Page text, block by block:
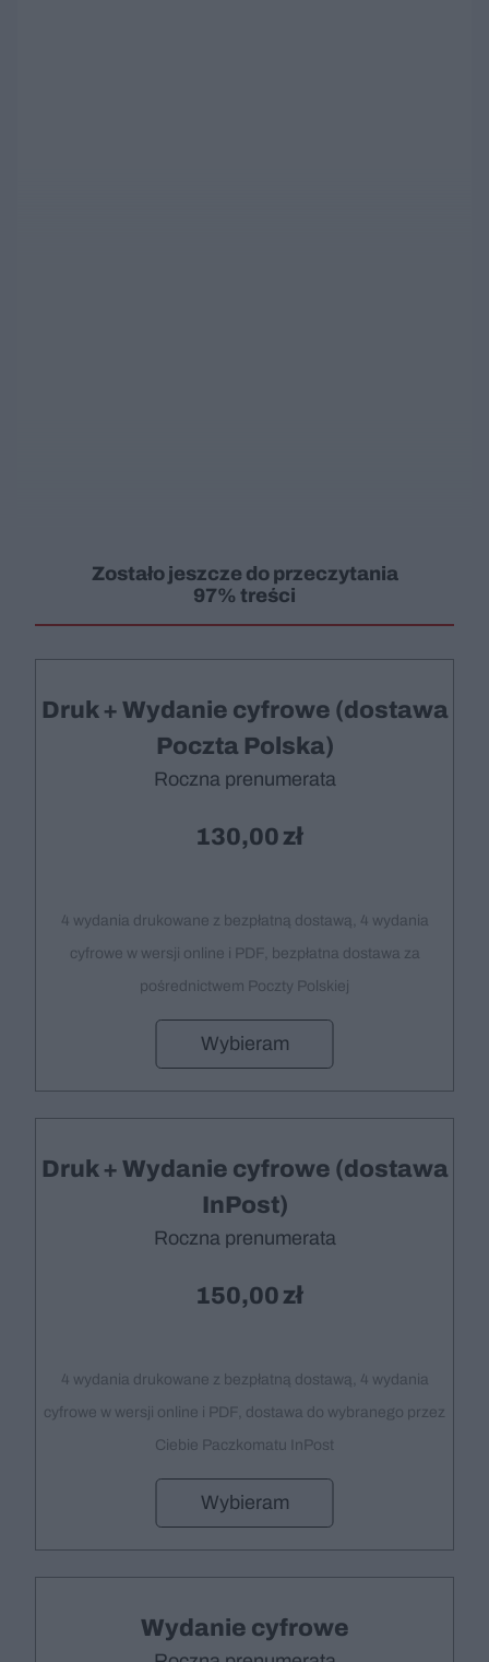
Zostało jeszcze do przeczytania
97% treści
Druk + Wydanie cyfrowe (dostawa
Poczta Polska)
Roczna prenumerata
130,00
4 wydania drukowane z bezpłatną dostawą, 4 wydania
cyfrowe w wersji online i PDF, bezpłatna dostawa za
pośrednictwem Poczty Polskiej
Wybieram
Druk + Wydanie cyfrowe (dostawa
InPost)
Roczna prenumerata
150,00
4 wydania drukowane z bezpłatną dostawą, 4 wydania
cyfrowe w wersji online i PDF, dostawa do wybranego przez
Ciebie Paczkomatu InPost
Wybieram
Wydanie cyfrowe